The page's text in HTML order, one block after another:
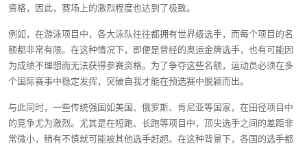
资格，因此，赛场上的激烈程度也达到了极致。
例如，在游泳项目中，各大泳队往往都拥有世界级选手，而每个项目的名
额都非常有限。在这种情况下，即便是曾经的奥运金牌选手，也有可能因
为成绩不理想而无法获得参赛资格。为了争夺这些名额，运动员必须在多
个国际赛事中稳定发挥，突破自我才能在预选赛中脱颖而出。
与此同时，一些传统强国如美国、俄罗斯、肯尼亚等国家，在田径项目中
的竞争尤为激烈。尤其是在短跑、长跑等项目中，顶尖选手之间的差距非
常微小，稍有不慎就可能被其他选手赶超。在这种背景下，各国的选手都